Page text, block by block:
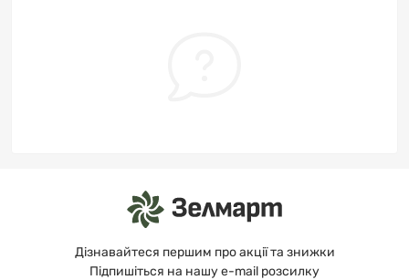
Дізнавайтеся першим про акції та знижки
Підпишіться на нашу e-mail розсилку